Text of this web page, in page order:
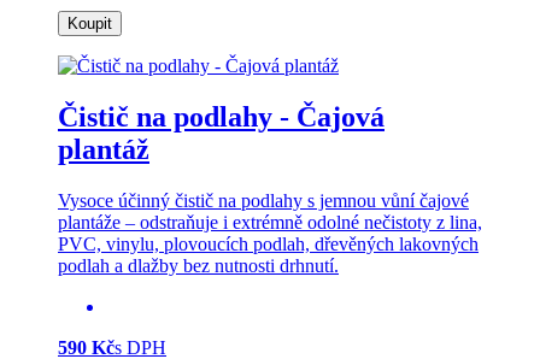
Koupit
Čistič na podlahy - Čajová
plantáž
Vysoce účinný čistič na podlahy s jemnou vůní čajové
plantáže – odstraňuje i extrémně odolné nečistoty z lina,
PVC, vinylu, plovoucích podlah, dřevěných lakovných
podlah a dlažby bez nutnosti drhnutí.
590 Kčs DPH